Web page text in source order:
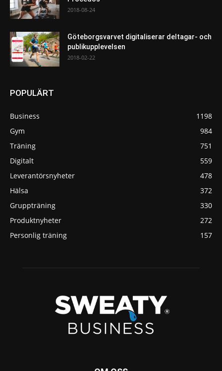
2018-08-24
Göteborgsvarvet digitaliserar deltagar- och
publikupplevelsen
2018-02-22
POPULÄRT
Business
1198
Gym
984
Träning
751
Digitalt
559
Leverantörsnyheter
478
Hälsa
372
Gruppträning
330
Produktnyheter
272
Personlig träning
157